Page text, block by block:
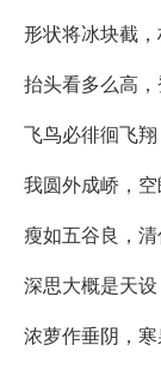
形状将冰块截，
抬头看多么高，
飞鸟必徘徊飞翔
我圆外成峤，空
瘦如五谷良，清
深思大概是天设
浓萝作垂阴，寒